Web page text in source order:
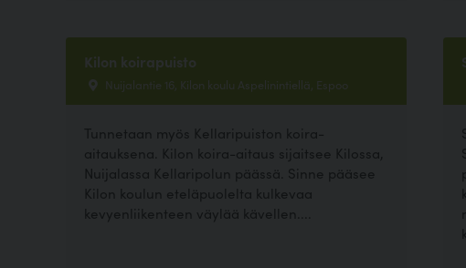
Kilon koirapuisto
Nuijalantie 16, Kilon koulu Aspelinintiellä, Espoo
Tunnetaan myös Kellaripuiston koira-
aitauksena. Kilon koira-aitaus sijaitsee Kilossa,
Nuijalassa Kellaripolun päässä. Sinne pääsee
Kilon koulun eteläpuolelta kulkevaa
kevyenliikenteen väylää kävellen....